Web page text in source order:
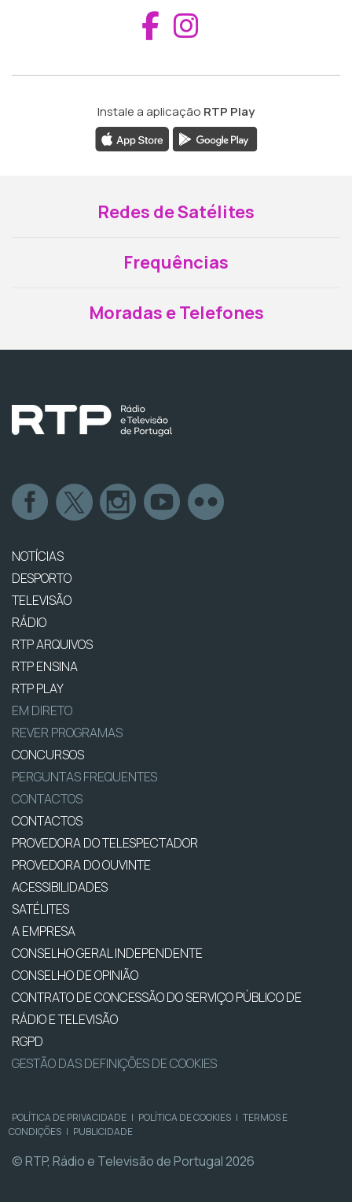
Aceder ao
Instale a aplicação RTP Play
Redes de Satélites
Frequências
Moradas e Telefones
NOTÍCIAS
DESPORTO
TELEVISÃO
RÁDIO
RTP ARQUIVOS
RTP ENSINA
RTP PLAY
EM DIRETO
REVER PROGRAMAS
CONCURSOS
PERGUNTAS FREQUENTES
CONTACTOS
CONTACTOS
PROVEDORA DO TELESPECTADOR
PROVEDORA DO OUVINTE
ACESSIBILIDADES
SATÉLITES
A EMPRESA
CONSELHO GERAL INDEPENDENTE
CONSELHO DE OPINIÃO
CONTRATO DE CONCESSÃO DO SERVIÇO PÚBLICO DE
RÁDIO E TELEVISÃO
RGPD
GESTÃO DAS DEFINIÇÕES DE COOKIES
POLÍTICA DE PRIVACIDADE | POLÍTICA DE COOKIES | TERMOS E
CONDIÇÕES | PUBLICIDADE
© RTP, Rádio e Televisão de Portugal 2026